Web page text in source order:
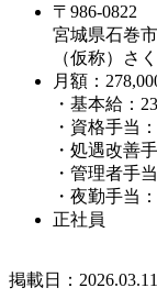
〒986-0822
宮城県石巻
（仮称）さ
月額：
・基本給：
・資格手当
・処遇改善
・管理者手
・夜勤手当
正社員
掲載日： 2026.03.11